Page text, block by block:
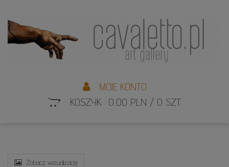
MOJE KONTO
KOSZYK: 0,00 PLN / 0 SZT.
Zobacz wizualizację